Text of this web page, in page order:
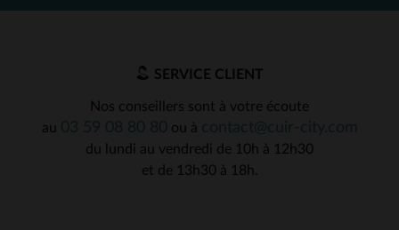
SERVICE CLIENT
Nos conseillers sont à votre écoute
au
ou à
du lundi au vendredi de 10h à 12h30
et de 13h30 à 18h.